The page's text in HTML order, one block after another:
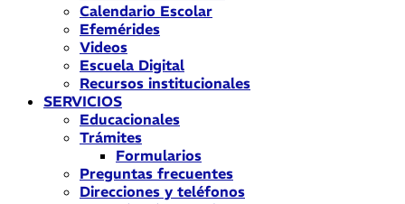
Calendario Escolar
Efemérides
Videos
Escuela Digital
Recursos institucionales
SERVICIOS
Educacionales
Trámites
Formularios
Preguntas frecuentes
Direcciones y teléfonos